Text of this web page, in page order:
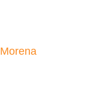
Morena